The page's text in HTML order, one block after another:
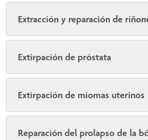
Extracción y reparación de
Extirpación de próstata
Extirpación de miomas uterinos
Reparación del prolapso de la